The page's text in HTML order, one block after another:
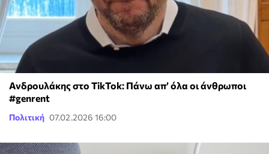
Ανδρουλάκης στο TikTok: Πάνω απ’ όλα οι άνθρωποι
#genrent
Πολιτική 07.02.2026 16:00